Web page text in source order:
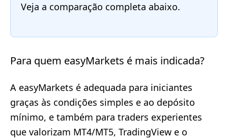
Veja a comparação completa abaixo.
Para quem easyMarkets é mais indicada?
A easyMarkets é adequada para iniciantes
graças às condições simples e ao depósito
mínimo, e também para traders experientes
que valorizam MT4/MT5, TradingView e o